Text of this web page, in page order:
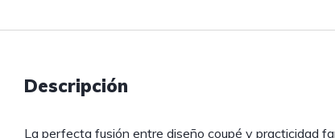
Descripción
La perfecta fusión entre diseño coupé y practicidad